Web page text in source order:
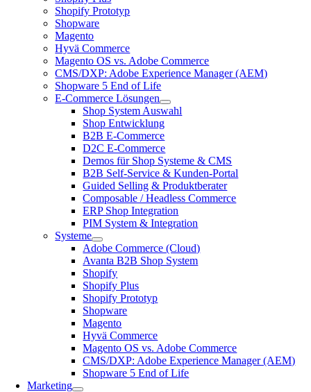
Shopify Prototyp
Shopware
Magento
Hyvä Commerce
Magento OS vs. Adobe Commerce
CMS/DXP: Adobe Experience Manager (AEM)
Shopware 5 End of Life
E-Commerce Lösungen
Shop System Auswahl
Shop Entwicklung
B2B E-Commerce
D2C E-Commerce
Demos für Shop Systeme & CMS
B2B Self-Service & Kunden-Portal
Guided Selling & Produktberater
Composable / Headless Commerce
ERP Shop Integration
PIM System & Integration
Systeme
Adobe Commerce (Cloud)
Avanta B2B Shop System
Shopify
Shopify Plus
Shopify Prototyp
Shopware
Magento
Hyvä Commerce
Magento OS vs. Adobe Commerce
CMS/DXP: Adobe Experience Manager (AEM)
Shopware 5 End of Life
Marketing